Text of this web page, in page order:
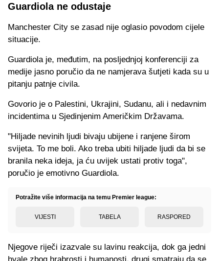
Guardiola ne odustaje
Manchester City se zasad nije oglasio povodom cijele
situacije.
Guardiola je, međutim, na posljednjoj konferenciji za
medije jasno poručio da ne namjerava šutjeti kada su u
pitanju patnje civila.
Govorio je o Palestini, Ukrajini, Sudanu, ali i nedavnim
incidentima u Sjedinjenim Američkim Državama.
"Hiljade nevinih ljudi bivaju ubijene i ranjene širom
svijeta. To me boli. Ako treba ubiti hiljade ljudi da bi se
branila neka ideja, ja ću uvijek ustati protiv toga",
poručio je emotivno Guardiola.
Potražite više informacija na temu Premier league:
VIJESTI TABELA RASPORED
Njegove riječi izazvale su lavinu reakcija, dok ga jedni
hvale zbog hrabrosti i humanosti, drugi smatraju da se